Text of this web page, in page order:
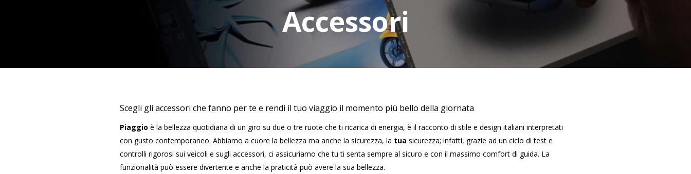
Accessori
Scegli gli accessori che fanno per te e rendi il tuo viaggio il momento più bello della giornata
Piaggio è la bellezza quotidiana di un giro su due o tre ruote che ti ricarica di energia, è il racconto di stile e design italiani interpretati
con gusto contemporaneo. Abbiamo a cuore la bellezza ma anche la sicurezza, la tua sicurezza; infatti, grazie ad un ciclo di test e
controlli rigorosi sui veicoli e sugli accessori, ci assicuriamo che tu ti senta sempre al sicuro e con il massimo comfort di guida. La
funzionalità può essere divertente e anche la praticità può avere la sua bellezza.